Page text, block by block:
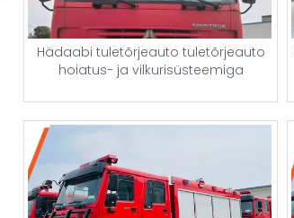
Hädaabi tuletõrjeauto tuletõrjeauto
hoiatus- ja vilkurisüsteemiga